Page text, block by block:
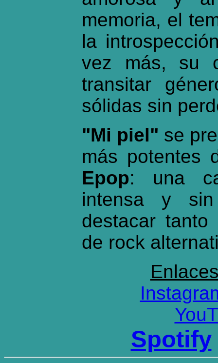
memoria, el
la
vez más, su
transitar
sólidas sin
"Mi piel" se
más potentes
Epop: una
intensa y sin
destacar
de rock
Spotify